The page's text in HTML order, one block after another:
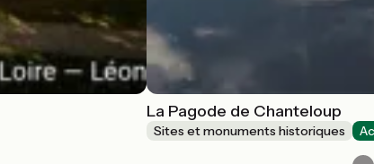
La Pagode de Chanteloup
Sites et monuments historiques